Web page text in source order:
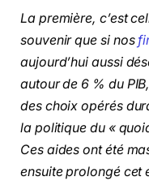
La première, c’est
souvenir que si nos
aujourd’hui aussi
autour de 6 % du
des choix opérés
la politique du «
Ces aides ont été
ensuite prolongé cet